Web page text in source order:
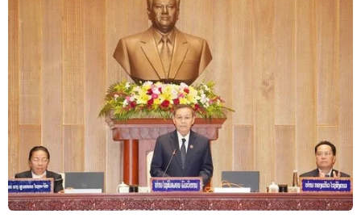
Theo dõi VietnamPlus
TIN LIÊN QUAN